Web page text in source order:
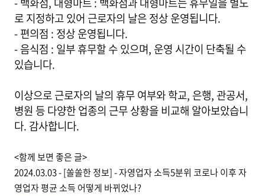
로 지정하고 있어 근로자의 날은 정상 운영됩니다.
- 편의점 : 정상 운영됩니다.
- 음식점 : 일부 휴무할 수 있으며, 운영 시간이 단축될 수
있습니다.
이상으로 근로자의 날의 휴무 여부와 학교, 은행, 관공서,
병원 등 다양한 업종의 근무 상황을 비교해 알아보았습니
다. 감사합니다.
<함께 보면 좋은 글>
2024.03.03 - [쏠쏠한 정보] - 자영업자 소득5분위 코로나 이후 자
영업자 평균 소득 어떻게 바뀌었나?